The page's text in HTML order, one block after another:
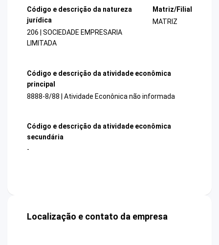
Código e descrição da natureza
jurídica
206 | SOCIEDADE EMPRESARIA
LIMITADA
Matriz/Filial
MATRIZ
Código e descrição da atividade econômica
principal
8888-8/88 | Atividade Econônica não informada
Código e descrição da atividade econômica
secundária
-
Localização e contato da empresa